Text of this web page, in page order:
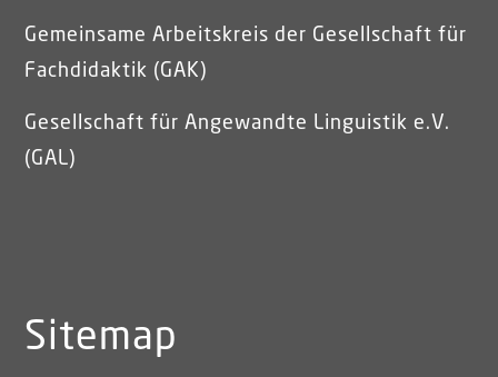
Gemeinsame Arbeitskreis der Gesellschaft für
Fachdidaktik (GAK)
Gesellschaft für Angewandte Linguistik e.V.
(GAL)
Sitemap